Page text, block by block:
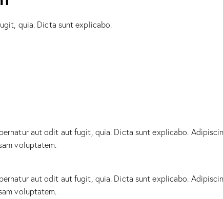
quia. Dicta sunt explicabo.
aut odit aut fugit, quia. Dicta sunt explicabo.
voluptatem.
aut odit aut fugit, quia. Dicta sunt explicabo.
voluptatem.